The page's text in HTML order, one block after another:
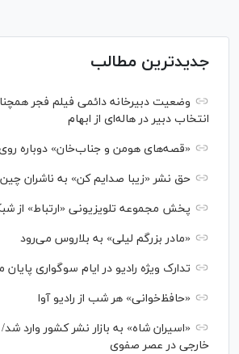
جدیدترین مطالب
وضعیت دبیرخانه دائمی فیلم فجر
انتخاب دبیر در هاله‌ای از ابهام
«قصه‌های هومن و جناب‌خان» دوباره
حق نشر «زیبا صدایم کن» به ناشران چین
پخش مجموعه تلویزیونی «ارتباط» از
«مادر بزرگم لیلی» به بلاروس می‌رود
تدارک ویژه رادیو در ایام سوگواری پایان
«حافظ‌خوانی» هر شب از رادیو آوا
«اسیران شاه» به بازار نشر کشور وارد شد/
خارجی در عصر صفوی